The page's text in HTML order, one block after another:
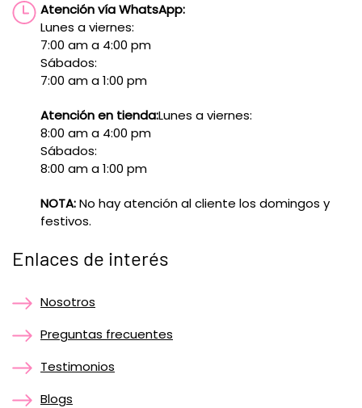
Atención vía WhatsApp:
Lunes a viernes:
7:00 am a 4:00 pm
Sábados:
7:00 am a 1:00 pm
Atención en tienda:Lunes a viernes:
8:00 am a 4:00 pm
Sábados:
8:00 am a 1:00 pm
NOTA:No hay atención al cliente los domingos y
festivos.
Enlaces de interés
Nosotros
Preguntas frecuentes
Testimonios
Blogs